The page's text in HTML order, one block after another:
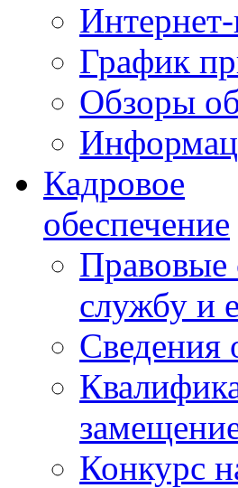
График
Обзоры
Кадровое
обеспечение
Правовые
службу и
Сведения
Конкурс